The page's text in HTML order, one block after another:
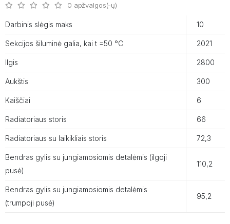
0 apžvalgos(-ų)
Darbinis slėgis maks 10
Sekcijos šiluminė galia, kai t =50 °C 2021
Ilgis 2800
Aukštis 300
Kaiščiai 6
Radiatoriaus storis 66
Radiatoriaus su laikikliais storis 72,3
Bendras gylis su jungiamosiomis detalėmis (ilgoji
pusė)
110,2
Bendras gylis su jungiamosiomis detalėmis
(trumpoji pusė)
95,2